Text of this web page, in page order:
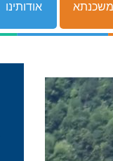
אודותינו